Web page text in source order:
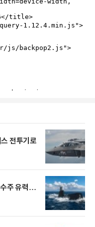
전투기로
수주 유력…